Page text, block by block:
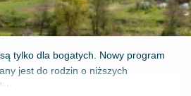
tylko dla bogatych. Nowy program
jest do rodzin o niższych